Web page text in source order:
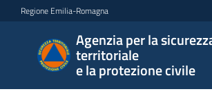
Vai al contenuto
Vai alla navigazione
Vai al footer
Regione Emilia-Romagna
Agenzia per la
territoriale
e la protezione civile
Agenzia
per la
sicurezza